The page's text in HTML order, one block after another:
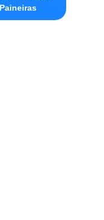
Paineiras